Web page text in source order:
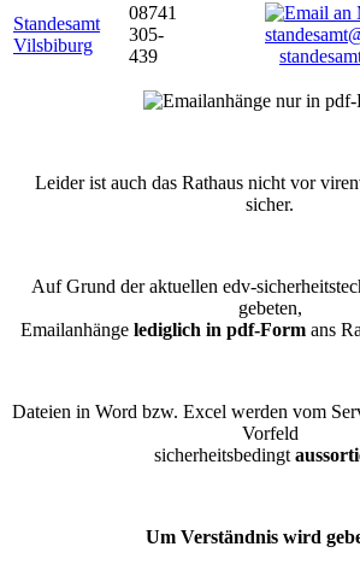
Standesamt
Vilsbiburg
08741
305-
439
Leider ist auch das Rathaus nicht vor
sicher.
Auf Grund der aktuellen edv-
gebeten,
Emailanhänge lediglich in pdf-Formans
Dateien in Word bzw. Excel werden vom
Vorfeld
sicherheitsbedingt
Um Verständnis wird